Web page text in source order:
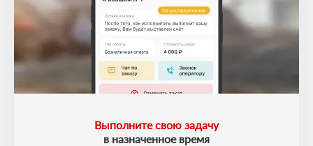
Выполните свою задачу
в назначенное время